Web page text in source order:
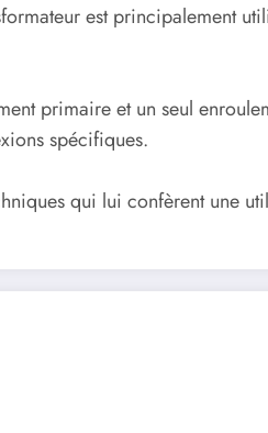
est principalement
primaire et un seul
spécifiques.
qui lui confèrent une